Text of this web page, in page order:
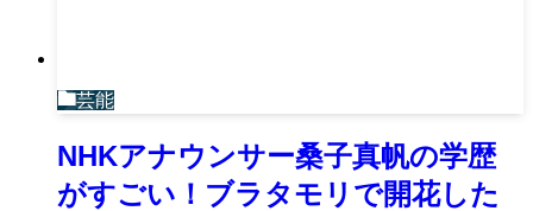
芸能
NHKアナウンサー桑子真帆の学歴
がすごい！ブラタモリで開花した